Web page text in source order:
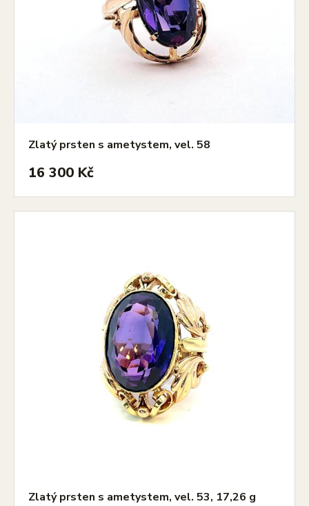
Zlatý prsten s ametystem, vel. 58
16 300 Kč
Zlatý prsten s ametystem, vel. 53, 17,26 g